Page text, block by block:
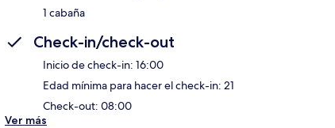
1 cabaña
Check-in/check-out
Inicio de check-in: 16:00
Edad mínima para hacer el check-in: 21
Check-out: 08:00
Ver más